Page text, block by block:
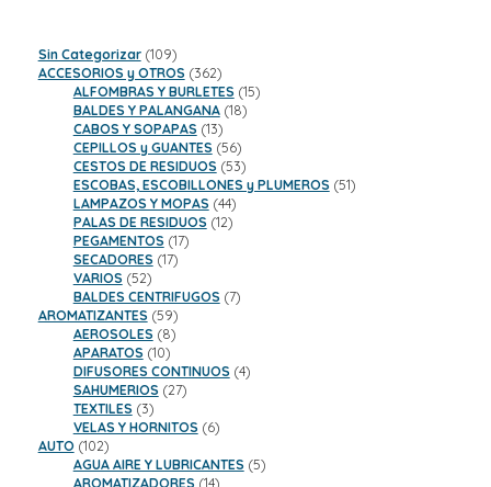
Sin Categorizar 109109
productos
ACCESORIOS y OTROS 362362
productos
ALFOMBRAS Y BURLETES 1515
BALDES Y PALANGANA 1818
CABOS Y SOPAPAS 1313
productos
CEPILLOS y GUANTES 5656
productos
CESTOS DE RESIDUOS 5353
productos
ESCOBAS, ESCOBILLONES y PLUMEROS 5151
LAMPAZOS Y MOPAS 4444
productos
PALAS DE RESIDUOS 1212
PEGAMENTOS 1717
SECADORES 1717
VARIOS 5252
productos
BALDES CENTRIFUGOS 77
AROMATIZANTES 5959
productos
AEROSOLES 88
productos
APARATOS 1010
productos
DIFUSORES CONTINUOS 44
SAHUMERIOS 2727
TEXTILES 33
productos
VELAS Y HORNITOS 66
AUTO 102102
productos
AGUA AIRE Y LUBRICANTES 55
AROMATIZADORES 1414